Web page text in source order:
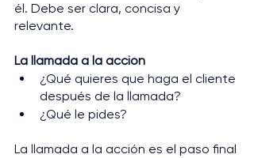
él. Debe ser clara, concisa y
relevante.
La llamada a la acción
¿Qué quieres que haga el cliente
después de la llamada?
¿Qué le pides?
La llamada a la acción es el paso final